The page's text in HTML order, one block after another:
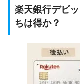
楽天銀行デビ
ちは得か？